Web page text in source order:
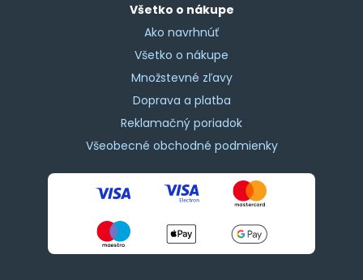
Všetko o nákupe
Ako navrhnúť
Všetko o nákupe
Množstevné zľavy
Doprava a platba
Reklamačný poriadok
Všeobecné obchodné podmienky